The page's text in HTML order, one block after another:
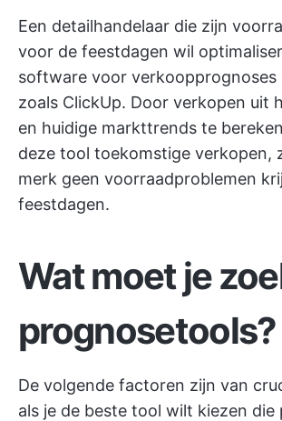
Een detailhandelaar die zijn
voor de feestdagen wil
software voor verkoopprognoses
zoals ClickUp. Door verkopen uit
en huidige markttrends te
deze tool toekomstige verkopen,
merk geen voorraadproblemen
feestdagen.
Wat moet je
prognosetools?
De volgende factoren zijn van
als je de beste tool wilt kiezen